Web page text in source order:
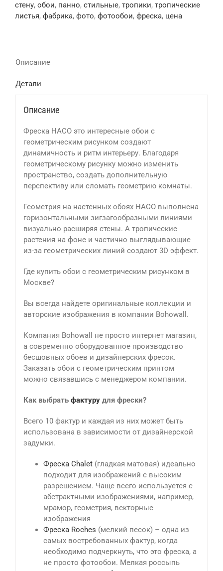
стену, обои, панно, стильные, тропики, тропические
листья, фабрика, фото, фотообои, фреска, цена
Описание
Детали
Описание
Фреска HACO это интересные обои с
геометрическим рисунком создают
динамичность и ритм интерьеру. Благодаря
геометрическому рисунку можно изменить
пространство, создать дополнительную
перспективу или сломать геометрию комнаты.
Геометрия на настенных обоях HACO выполнена
горизонтальными зигзагообразными линиями
визуально расширяя стены. А тропические
растения на фоне и частично выглядывающие
из-за геометрических линий создают 3D эффект.
Где купить обои с геометрическим рисунком в
Москве?
Вы всегда найдете оригинальные коллекции и
авторские изображения в компании Bohowall.
Компания Bohowall не просто интернет магазин,
а современно оборудованное производство
бесшовных обоев и дизайнерских фресок.
Заказать обои с геометрическим принтом
можно связавшись с менеджером компании.
Как выбрать фактурудля фрески?
Всего 10 фактур и каждая из них может быть
использована в зависимости от дизайнерской
задумки.
Фреска Сhalet(гладкая матовая) идеально
подходит для изображений с высоким
разрешением. Чаще всего используется с
абстрактными изображениями, например,
мрамор, геометрия, векторные
изображения
Фреска Roches (мелкий песок) – одна из
самых востребованных фактур, когда
необходимо подчеркнуть, что это фреска, а
не просто фотообои. Мелкая россыпь